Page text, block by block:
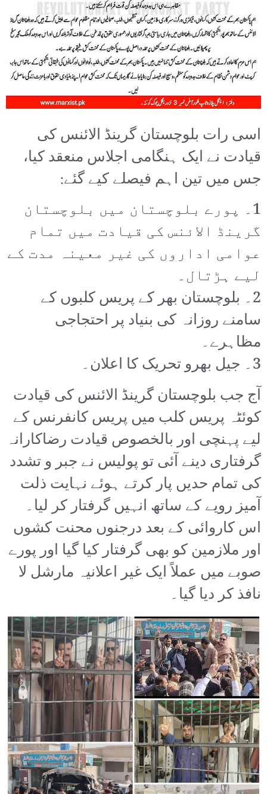
اسی رات بلوچستان گرینڈ الائنس کی
قیادت نے ایک ہنگامی اجلاس منعقد کیا،
جس میں تین اہم فیصلے کیے گئے:
1۔ پورے بلوچستان میں بلوچستان
گرینڈ الائنس کی قیادت میں تمام
عوامی اداروں کی غیر معینہ مدت کے
لیے ہڑتال۔
2۔ بلوچستان بھر کے پریس کلبوں کے
سامنے روزانہ کی بنیاد پر احتجاجی
مظاہرے۔
3۔ جیل بھرو تحریک کا اعلان۔
آج جب بلوچستان گرینڈ الائنس کی قیادت
کوئٹہ پریس کلب میں پریس کانفرنس کے
لیے پہنچی اور بالخصوص قیادت رضاکارانہ
گرفتاری دینے آئی تو پولیس نے جبر و تشدد
کی تمام حدیں پار کرتے ہوئے نہایت ذلت
آمیز رویے کے ساتھ انہیں گرفتار کر لیا۔
اس کاروائی کے بعد درجنوں محنت کشوں
اور ملازمین کو بھی گرفتار کیا گیا اور پورے
صوبے میں عملاً ایک غیر اعلانیہ مارشل لا
نافذ کر دیا گیا۔